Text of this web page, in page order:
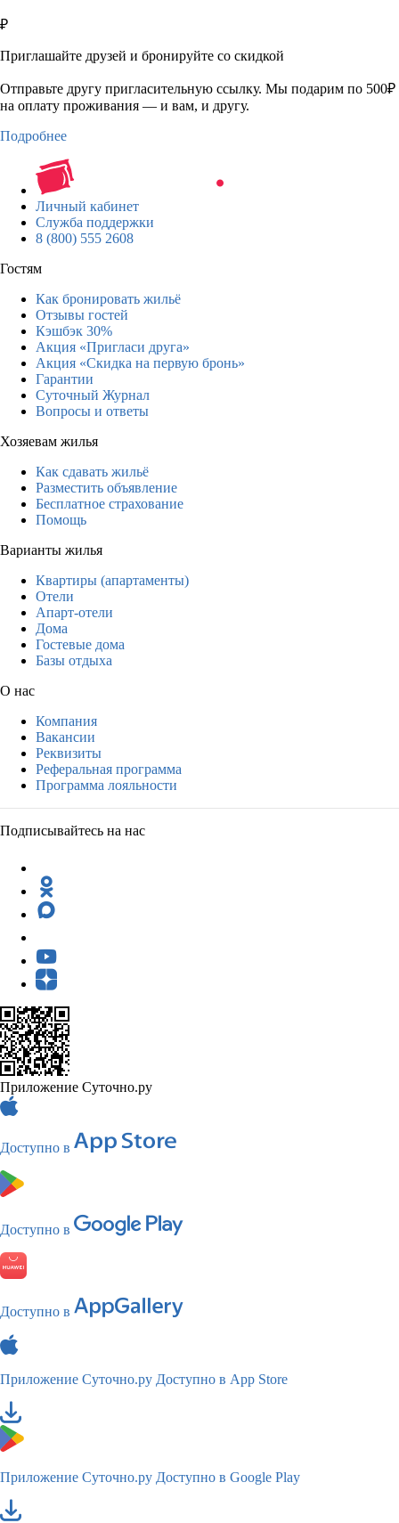
₽
Приглашайте друзей и бронируйте со скидкой
Отправьте другу пригласительную ссылку. Мы подарим по 500₽
на оплату проживания — и вам, и другу.
Подробнее
Личный кабинет
Служба поддержки
8 (800) 555 2608
Гостям
Как бронировать жильё
Отзывы гостей
Кэшбэк 30%
Акция «Пригласи друга»
Акция «Скидка на первую бронь»
Гарантии
Суточный Журнал
Вопросы и ответы
Хозяевам жилья
Как сдавать жильё
Разместить объявление
Бесплатное страхование
Помощь
Варианты жилья
Квартиры (апартаменты)
Отели
Апарт-отели
Дома
Гостевые дома
Базы отдыха
О нас
Компания
Вакансии
Реквизиты
Реферальная программа
Программа лояльности
Подписывайтесь на нас
Приложение Суточно.ру
Доступно в
Доступно в
Доступно в
Приложение Суточно.ру Доступно в App Store
Приложение Суточно.ру Доступно в Google Play